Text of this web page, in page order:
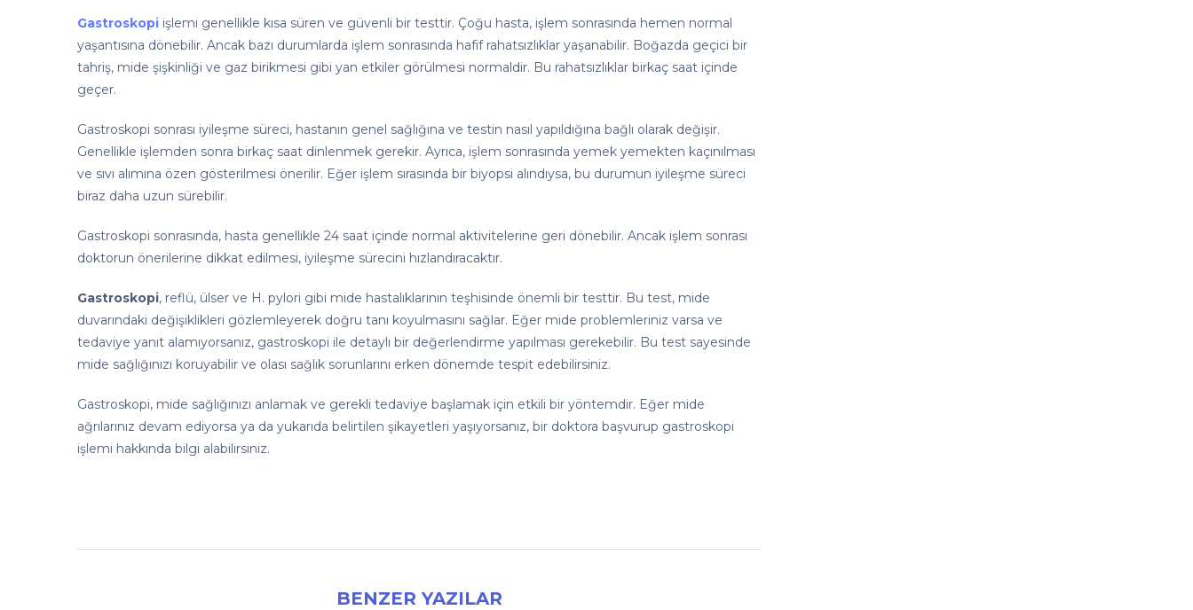
Gastroskopi işlemi genellikle kısa süren ve güvenli bir testtir. Çoğu hasta, işlem sonrasında hemen normal
yaşantısına dönebilir. Ancak bazı durumlarda işlem sonrasında hafif rahatsızlıklar yaşanabilir. Boğazda geçici bir
tahriş, mide şişkinliği ve gaz birikmesi gibi yan etkiler görülmesi normaldir. Bu rahatsızlıklar birkaç saat içinde
geçer.
Gastroskopi sonrası iyileşme süreci, hastanın genel sağlığına ve testin nasıl yapıldığına bağlı olarak değişir.
Genellikle işlemden sonra birkaç saat dinlenmek gerekir. Ayrıca, işlem sonrasında yemek yemekten kaçınılması
ve sıvı alımına özen gösterilmesi önerilir. Eğer işlem sırasında bir biyopsi alındıysa, bu durumun iyileşme süreci
biraz daha uzun sürebilir.
Gastroskopi sonrasında, hasta genellikle 24 saat içinde normal aktivitelerine geri dönebilir. Ancak işlem sonrası
doktorun önerilerine dikkat edilmesi, iyileşme sürecini hızlandıracaktır.
Gastroskopi, reflü, ülser ve H. pylori gibi mide hastalıklarının teşhisinde önemli bir testtir. Bu test, mide
duvarındaki değişiklikleri gözlemleyerek doğru tanı koyulmasını sağlar. Eğer mide problemleriniz varsa ve
tedaviye yanıt alamıyorsanız, gastroskopi ile detaylı bir değerlendirme yapılması gerekebilir. Bu test sayesinde
mide sağlığınızı koruyabilir ve olası sağlık sorunlarını erken dönemde tespit edebilirsiniz.
Gastroskopi, mide sağlığınızı anlamak ve gerekli tedaviye başlamak için etkili bir yöntemdir. Eğer mide
ağrılarınız devam ediyorsa ya da yukarıda belirtilen şikayetleri yaşıyorsanız, bir doktora başvurup gastroskopi
işlemi hakkında bilgi alabilirsiniz.
BENZER YAZILAR